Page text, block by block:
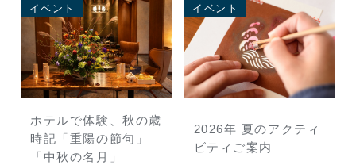
イベント
ホテルで体験、秋の歳
時記「重陽の節句」
「中秋の名月」
イベント
2026年 夏のアクティ
ビティご案内